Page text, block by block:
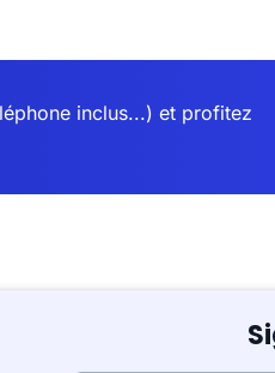
inclus...) et profitez